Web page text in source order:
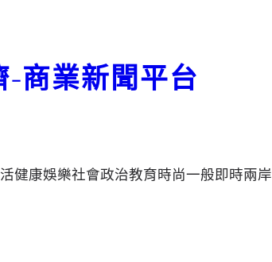
-商業新聞平台
健康娛樂社會政治教育時尚一般即時兩岸